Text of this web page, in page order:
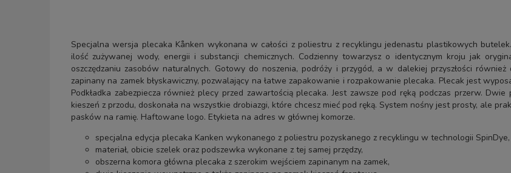
Specjalna wersja plecaka Kånken wykonana w całości z poliestru z recyklingu jedenastu plastikowych
ilość zużywanej wody, energii i substancji chemicznych. Codzienny towarzysz o identycznym kroju jak
oszczędzaniu zasobów naturalnych. Gotowy do noszenia, podróży i przygód, a w dalekiej przyszłości
zapinany na zamek błyskawiczny, pozwalający na łatwe zapakowanie i rozpakowanie plecaka. Plecak jest
Podkładka zabezpiecza również plecy przed zawartością plecaka. Jest zawsze pod ręką podczas przerw.
kieszeń z przodu, doskonała na wszystkie drobiazgi, które chcesz mieć pod ręką. System nośny jest prosty, ale
pasków na ramię. Haftowane logo. Etykieta na adres w głównej komorze.
specjalna edycja plecaka Kanken wykonanego z poliestru pozyskanego z recyklingu w technologii SpinDye,
materiał, obicie szelek oraz podszewka wykonane z tej samej przędzy,
obszerna komora główna plecaka z szerokim wejściem zapinanym na zamek,